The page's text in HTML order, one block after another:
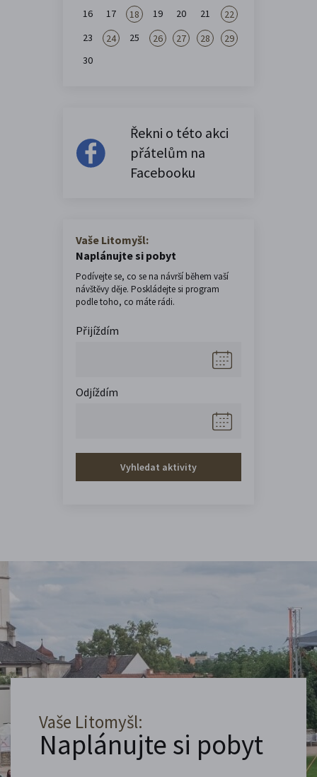
16 17 18 19 20 21
22
23
24 25 26 27 28
29
30
Řekni o této akci
přátelům na
Facebooku
Vaše Litomyšl:
Naplánujte si pobyt
Podívejte se, co se na návrší během vaší
návštěvy děje. Poskládejte si program
podle toho, co máte rádi.
Přijíždím
Odjíždím
Vyhledat aktivity
Vaše Litomyšl:
Naplánujte si pobyt